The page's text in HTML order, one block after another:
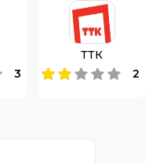
3
ТТК
2